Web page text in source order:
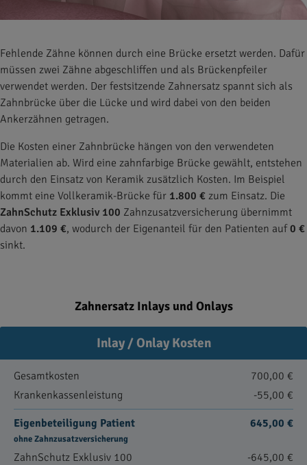
Fehlende Zähne können durch eine Brücke ersetzt werden. Dafür
müssen zwei Zähne abgeschliffen und als Brückenpfeiler
verwendet werden. Der festsitzende Zahnersatz spannt sich als
Zahnbrücke über die Lücke und wird dabei von den beiden
Ankerzähnen getragen.
Die Kosten einer Zahnbrücke hängen von den verwendeten
Materialien ab. Wird eine zahnfarbige Brücke gewählt, entstehen
durch den Einsatz von Keramik zusätzlich Kosten. Im Beispiel
kommt eine Vollkeramik-Brücke für 1.800 € zum Einsatz. Die
ZahnSchutz Exklusiv 100 Zahnzusatzversicherung übernimmt
davon 1.109 €, wodurch der Eigenanteil für den Patienten auf0 €
sinkt.
Zahnersatz Inlays und Onlays
Inlay / Onlay Kosten
Gesamtkosten
700,00 €
Krankenkassenleistung
-55,00 €
Eigenbeteiligung Patient
ohne Zahnzusatzversicherung
645,00 €
ZahnSchutz Exklusiv 100 -645,00 €